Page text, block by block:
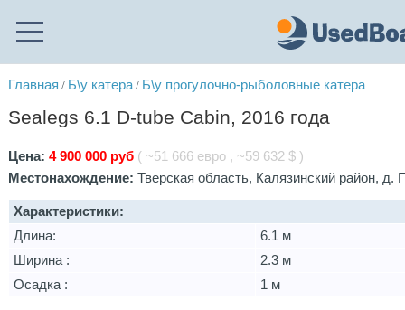
Главная / Б\у катера/ Б\у прогулочно-рыболовные катера
Sealegs 6.1 D-tube Cabin, 2016 года
Цена:4 900 000 руб ( ~51 666 евро , ~59 632 $ )
Местонахождение:Тверская область, Калязинский район, д.
Характеристики:
Длина:
6.1 м
Ширина :
2.3 м
Осадка :
1 м